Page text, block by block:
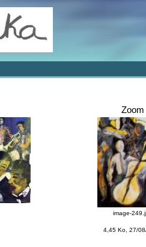
Zoom
image-
4,45 Ko, 27/